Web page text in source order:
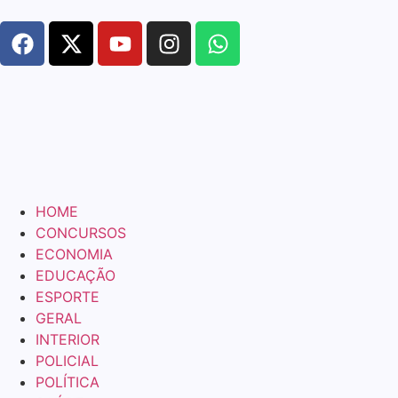
HOME
CONCURSOS
ECONOMIA
EDUCAÇÃO
ESPORTE
GERAL
INTERIOR
POLICIAL
POLÍTICA